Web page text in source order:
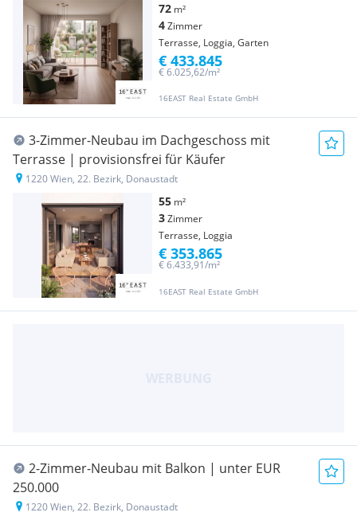
72 m²
4Zimmer
Terrasse, Loggia, Garten
16EAST Real Estate GmbH
€ 6.025,62/m²
€ 433.845
3-Zimmer-Neubau im Dachgeschoss mit
Terrasse | provisionsfrei für Käufer
1220 Wien, 22. Bezirk, Donaustadt
55 m²
3Zimmer
Terrasse, Loggia
16EAST Real Estate GmbH
€ 6.433,91/m²
€ 353.865
2-Zimmer-Neubau mit Balkon | unter EUR
250.000
1220 Wien, 22. Bezirk, Donaustadt